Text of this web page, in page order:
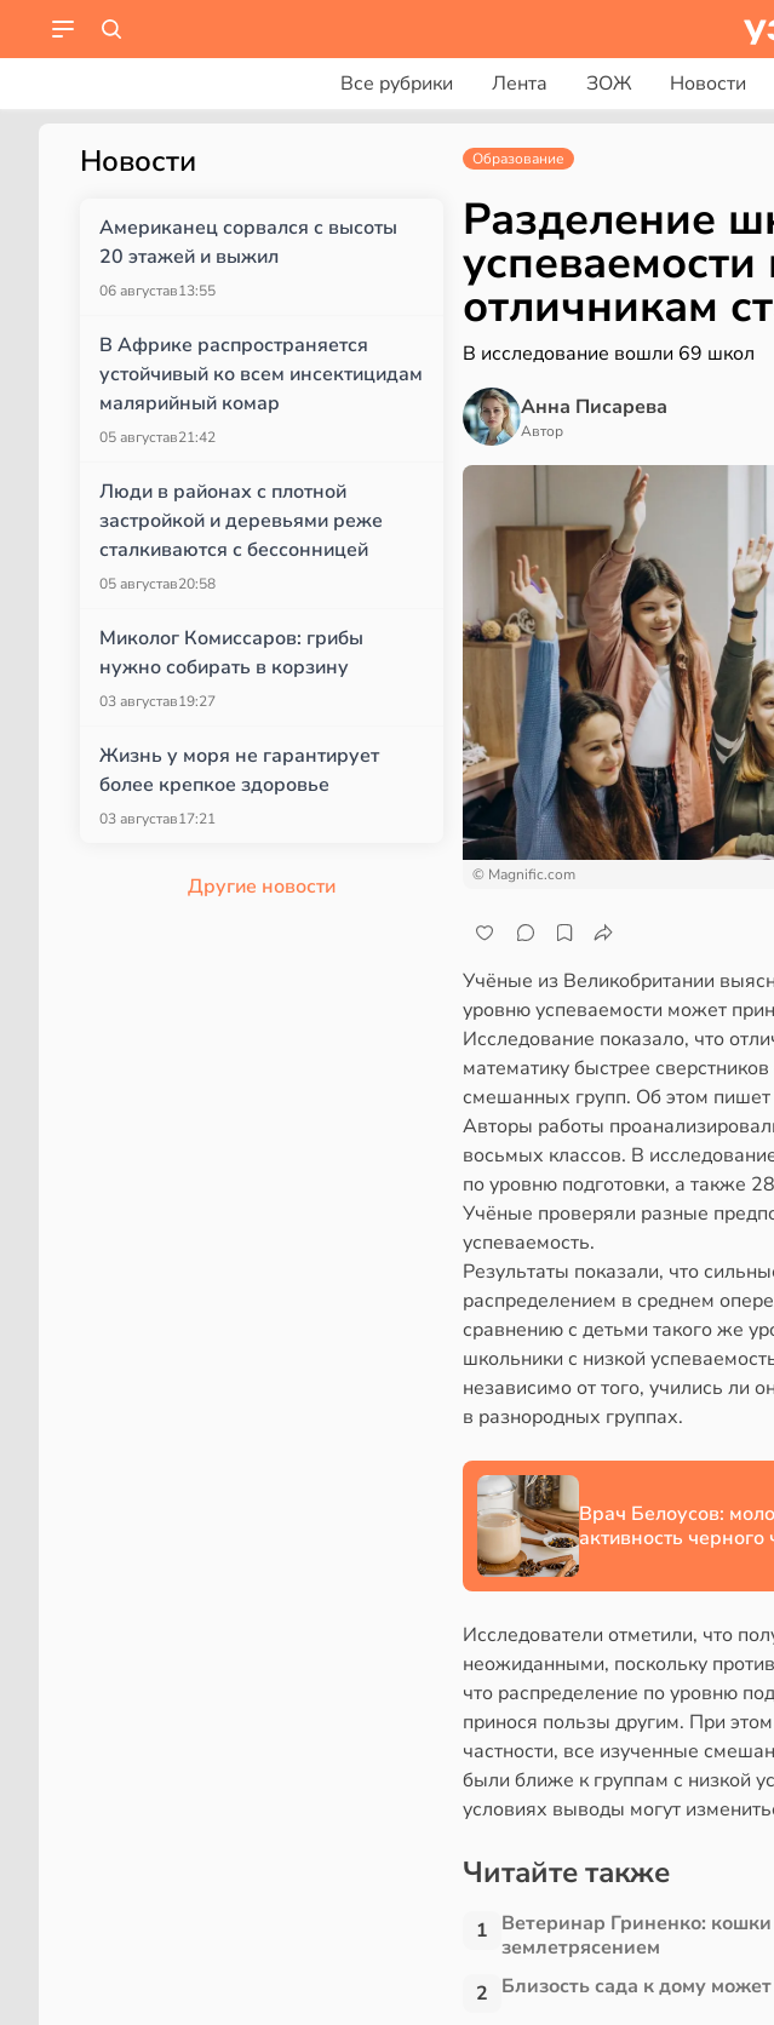
Все рубрики Лента ЗОЖ Новости
Новости
Американец сорвался с высоты
20 этажей и выжил
06 августав13:55
В Африке распространяется
устойчивый ко всем инсектицидам
малярийный комар
05 августав21:42
Люди в районах с плотной
застройкой и деревьями реже
сталкиваются с бессонницей
05 августав20:58
Миколог Комиссаров: грибы
нужно собирать в корзину
03 августав19:27
Жизнь у моря не гарантирует
более крепкое здоровье
03 августав17:21
Другие новости
Образование
Разделение
успеваемости
отличникам
В исследование вошли 69 школ
Анна Писарева
Автор
© Magnific.com
Учёные из Великобритании
уровню успеваемости может
Исследование показало, что
математику быстрее
смешанных групп. Об этом пишет
Авторы работы
восьмых классов. В
по уровню подготовки, а также
Учёные проверяли разные
успеваемость.
Результаты показали, что
распределением в среднем
сравнению с детьми такого же
школьники с низкой
независимо от того, учились ли
в разнородных группах.
Врач Белоусов:
активность черного
Исследователи отметили, что
неожиданными, поскольку
что распределение по уровню
принося пользы другим. При
частности, все изученные
были ближе к группам с низкой
условиях выводы могут
Читайте также
1 Ветеринар Гриненко:
землетрясением
2 Близость сада к дому